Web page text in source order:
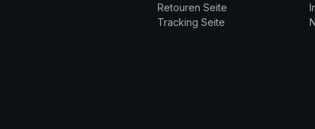
Retouren Seite
Tracking Seite